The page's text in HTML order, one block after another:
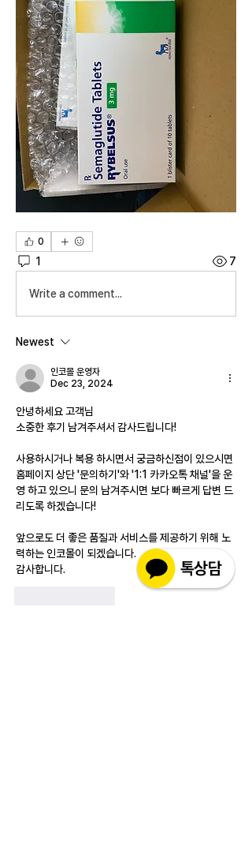
0
1 7
Write a comment...
Newest
인코몰 운영자
Dec 23, 2024
안녕하세요 고객님
소중한 후기 남겨주셔서 감사드립니다!
사용하시거나 복용 하시면서 궁금하신점이 있으시면
홈페이지 상단 '문의하기'와 '1:1 카카오톡 채널'을 운
영 하고 있으니 문의 남겨주시면 보다 빠르게 답변 드
리도록 하겠습니다!
앞으로도 더 좋은 품질과 서비스를 제공하기 위해 노
력하는 인코몰이 되겠습니다.
감사합니다.